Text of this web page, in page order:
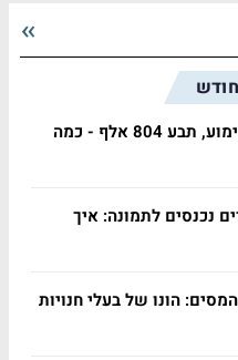
פוטר אחרי 29 שנה בלי שימוע, תבע 804 אלף - כמה
נכנסים לתמונה: איך
הונו של בעלי חנויות